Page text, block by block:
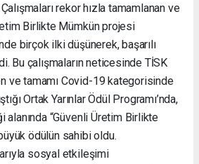
rekor hızla tamamlanan ve
Birlikte Mümkün projesi
birçok ilki düşünerek, başarılı
Bu çalışmaların neticesinde TİSK
ve tamamı Covid-19 kategorisinde
Ortak Yarınlar Ödül Programı’nda,
alanında “Güvenli Üretim Birlikte
ödülün sahibi oldu.
sosyal etkileşimi